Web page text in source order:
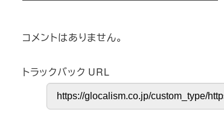
コメントはありません。
トラックバック URL